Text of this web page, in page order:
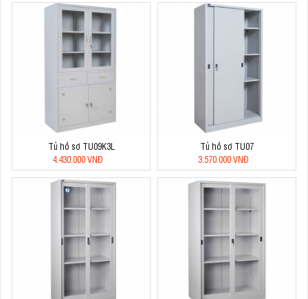
Tủ hồ sơ TU09K3L
4.430.000 VNĐ
Tủ hồ sơ TU07
3.570.000 VNĐ